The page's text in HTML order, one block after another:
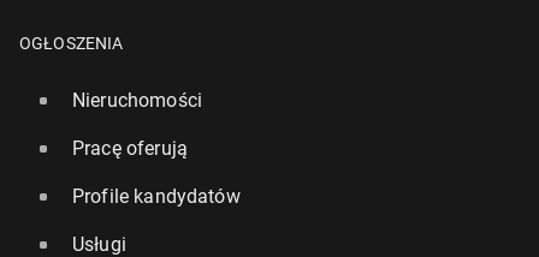
OGŁOSZENIA
Nieruchomości
Pracę oferują
Profile kandydatów
Usługi